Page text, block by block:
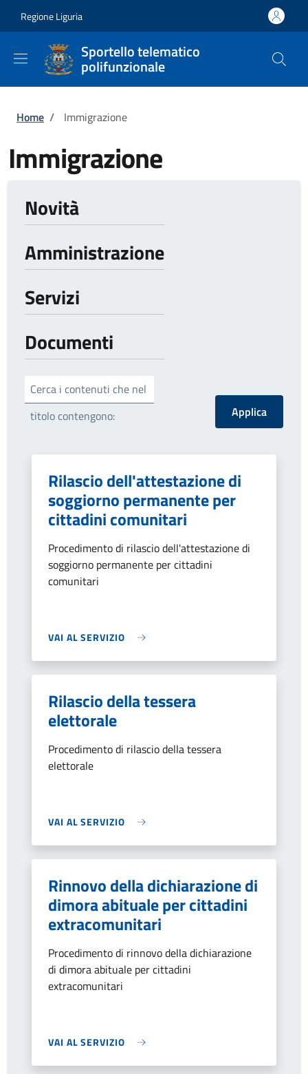
Regione Liguria
Sportello telematico
polifunzionale
Briciole di pane
Home / Immigrazione
Immigrazione
Novità
Amministrazione
Servizi
Documenti
Cerca i contenuti che nel
titolo contengono:
Rilascio dell'attestazione di
soggiorno permanente per
cittadini comunitari
Procedimento di rilascio dell'attestazione di
soggiorno permanente per cittadini
comunitari
VAI AL SERVIZIO
Rilascio della tessera
elettorale
Procedimento di rilascio della tessera
elettorale
VAI AL SERVIZIO
Rinnovo della dichiarazione di
dimora abituale per cittadini
extracomunitari
Procedimento di rinnovo della dichiarazione
di dimora abituale per cittadini
extracomunitari
VAI AL SERVIZIO